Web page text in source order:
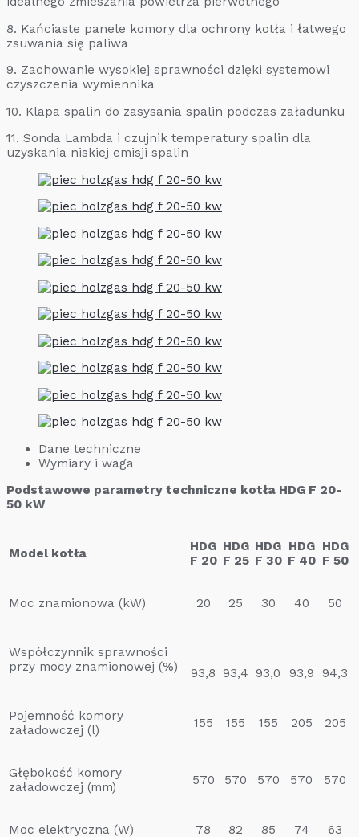
8. Kańciaste panele komory dla ochrony kotła i łatwego
zsuwania się paliwa
9. Zachowanie wysokiej sprawności dzięki systemowi
czyszczenia wymiennika
10. Klapa spalin do zasysania spalin podczas załadunku
11. Sonda Lambda i czujnik temperatury spalin dla
uzyskania niskiej emisji spalin
Dane techniczne
Wymiary i waga
Podstawowe parametry techniczne kotła HDG F 20-
50 kW
Model kotła
HDG
F 20
HDG
F 25
HDG
F 30
HDG
F 40
HDG
F 50
Moc znamionowa (kW) 20 25 30 40 50
Współczynnik sprawności
przy mocy znamionowej (%)
93,8 93,4 93,0 93,9 94,3
Pojemność komory
załadowczej (l)
155 155 155 205 205
Głębokość komory
załadowczej (mm)
570 570 570 570 570
Moc elektryczna (W) 78 82 85 74 63